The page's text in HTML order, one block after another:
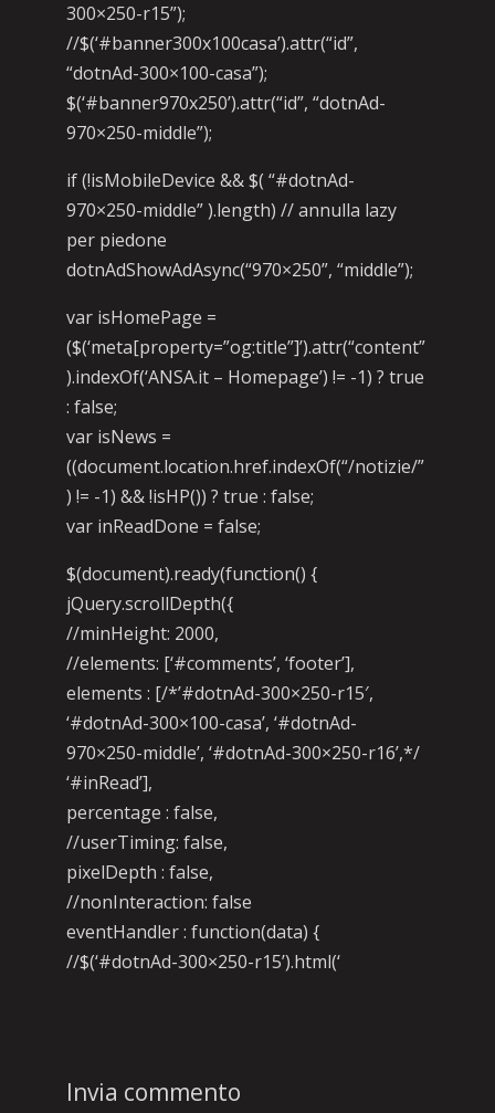
300×250-r15”);
//$(‘#banner300x100casa’).attr(“id”,
“dotnAd-300×100-casa”);
$(‘#banner970x250’).attr(“id”, “dotnAd-
970×250-middle”);
if (!isMobileDevice && $( “#dotnAd-
970×250-middle” ).length) // annulla lazy
per piedone
dotnAdShowAdAsync(“970×250”, “middle”);
var isHomePage =
($(‘meta[property=”og:title”]’).attr(“content”
).indexOf(‘ANSA.it – Homepage’) != -1) ? true
: false;
var isNews =
((document.location.href.indexOf(“/notizie/”
) != -1) && !isHP()) ? true : false;
var inReadDone = false;
$(document).ready(function() {
jQuery.scrollDepth({
//minHeight: 2000,
//elements: [‘#comments’, ‘footer’],
elements : [/*’#dotnAd-300×250-r15′,
‘#dotnAd-300×100-casa’, ‘#dotnAd-
970×250-middle’, ‘#dotnAd-300×250-r16’,*/
‘#inRead’],
percentage : false,
//userTiming: false,
pixelDepth : false,
//nonInteraction: false
eventHandler : function(data) {
//$(‘#dotnAd-300×250-r15’).html(‘
Invia commento